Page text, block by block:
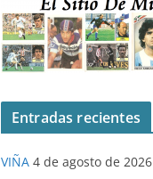
Entradas recientes
VIÑA 4 de agosto de 2026